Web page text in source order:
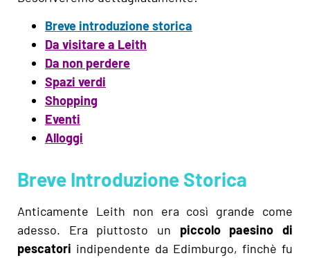
Breve introduzione storica
Da visitare a Leith
Da non perdere
Spazi verdi
Shopping
Eventi
Alloggi
Breve Introduzione Storica
Anticamente Leith non era così grande come
adesso. Era piuttosto un piccolo paesino di
pescatori indipendente da Edimburgo, finchè fu